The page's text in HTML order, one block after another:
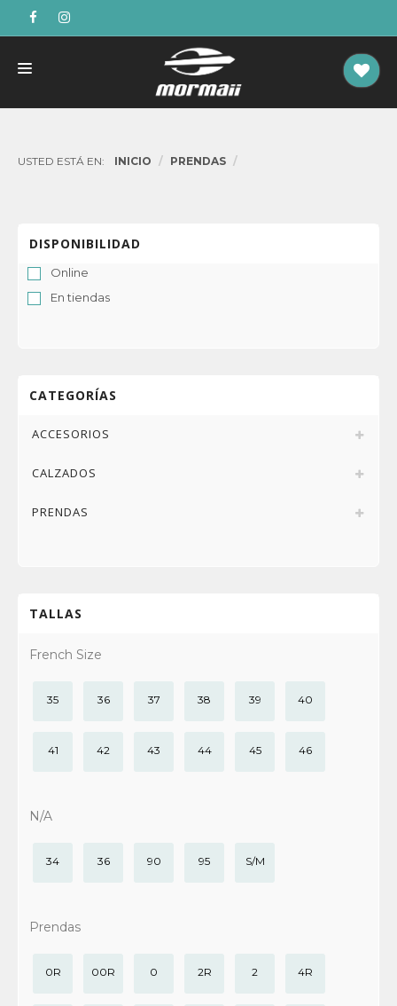
NIÑOS
USTED ESTÁ EN: INICIO PRENDAS
DISPONIBILIDAD
Online
En tiendas
CATEGORÍAS
ACCESORIOS
CALZADOS
PRENDAS
TALLAS
French Size
35 36 37 38 39 40
41 42 43 44 45 46
N/A
34 36 90 95 S/M
Prendas
0R 00R 0 2R 2 4R